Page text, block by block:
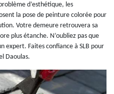
d’esthétique, les
la pose de peinture colorée pour
Votre demeure retrouvera sa
plus étanche. N’oubliez pas que
expert. Faites confiance à SLB pour
Daoulas.